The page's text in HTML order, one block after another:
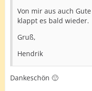
Von mir aus auch
klappt es bald wieder.
Gruß,
Hendrik
Dankeschön 🙂